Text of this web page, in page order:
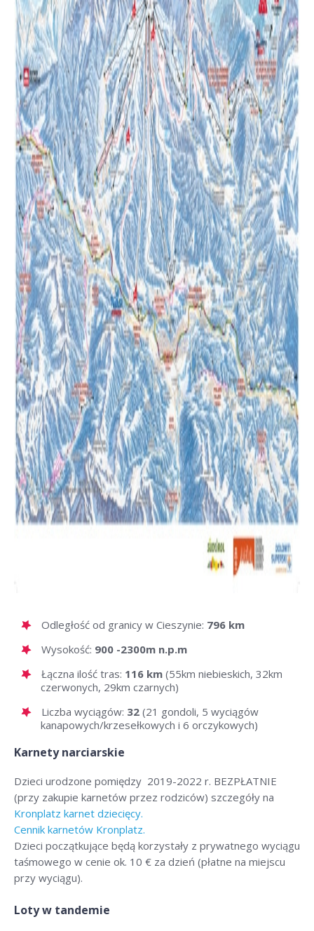
Odległość od granicy w Cieszynie: 796 km
Wysokość: 900 -2300m n.p.m
Łączna ilość tras: 116 km (55km niebieskich, 32km
czerwonych, 29km czarnych)
Liczba wyciągów: 32 (21 gondoli, 5 wyciągów
kanapowych/krzesełkowych i 6 orczykowych)
Karnety narciarskie
Dzieci urodzone pomiędzy 2019-2022 r. BEZPŁATNIE
(przy zakupie karnetów przez rodziców) szczegóły na
Kronplatz karnet dziecięcy.
Cennik karnetów Kronplatz.
Dzieci początkujące będą korzystały z prywatnego wyciągu
taśmowego w cenie ok. 10 € za dzień (płatne na miejscu
przy wyciągu).
Loty w tandemie